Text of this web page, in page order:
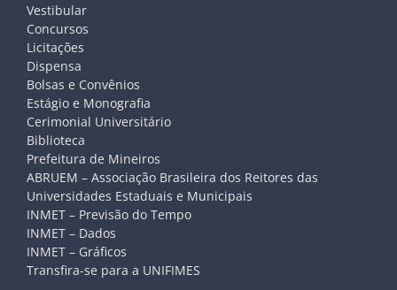
Vestibular
Concursos
Licitações
Dispensa
Bolsas e Convênios
Estágio e Monografia
Cerimonial Universitário
Biblioteca
Prefeitura de Mineiros
ABRUEM – Associação Brasileira dos Reitores das
Universidades Estaduais e Municipais
INMET – Previsão do Tempo
INMET – Dados
INMET – Gráficos
Transfira-se para a UNIFIMES